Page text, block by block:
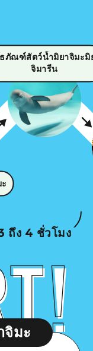
ภัณฑ์สัตว์น้ำมิยาจิมะมิ
จิมารีน
ถึง 4 ชั่วโมง
มะ